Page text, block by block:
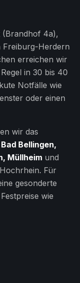
(Brandhof 4a),
Freiburg-Herdern
erreichen wir
in 30 bis 40
Notfälle wie
oder einen
wir das
Bad Bellingen,
Müllheim und
Für
gesonderte
wie